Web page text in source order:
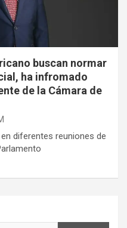
buscan normar
ha infromado
de la Cámara de
diferentes reuniones de